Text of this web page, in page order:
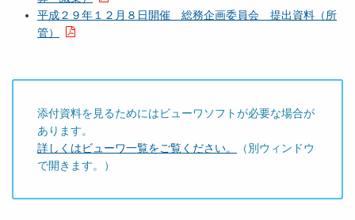
平成２９年１２月８日開催 総務企画委員会 提出資料（所
管）
添付資料を見るためにはビューワソフトが必要な場合が
あります。
詳しくはビューワ一覧をご覧ください。
（別ウィンドウ
で開きます。）